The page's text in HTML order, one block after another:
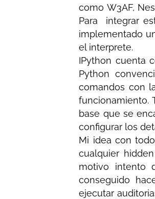
como W3AF,
Para integrar
implementado
el interprete.
IPython cuenta
Python
comandos con
funcionamiento.
base que se
configurar los
Mi idea con
cualquier
motivo intento
conseguido
ejecutar